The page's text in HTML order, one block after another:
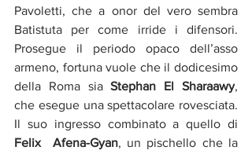
Pavoletti, che a onor del vero sembra
Batistuta per come irride i difensori.
Prosegue il periodo opaco dell’asso
armeno, fortuna vuole che il dodicesimo
della Roma sia Stephan El Sharaawy,
che esegue una spettacolare rovesciata.
Felix  Afena-Gyan, un pischello che la